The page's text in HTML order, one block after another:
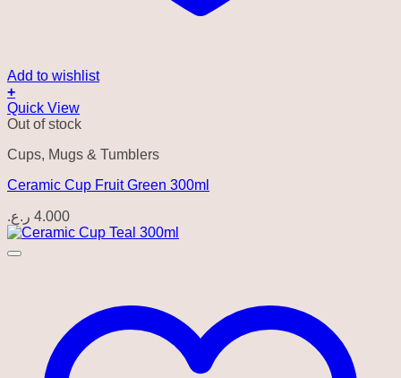
Add to wishlist
+
Quick View
Out of stock
Cups, Mugs & Tumblers
Ceramic Cup Fruit Green 300ml
4.000 ر.ع.